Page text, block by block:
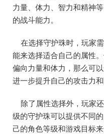
力量、体力、智力和精神
的战斗能力。
在选择守护珠时，玩家
能来选择适合自己的属性
偏向力量和体力，那么可
进一步提升自己的攻击力和
除了属性选择外，玩家
级的守护珠可以提供不同
己的角色等级和游戏目标